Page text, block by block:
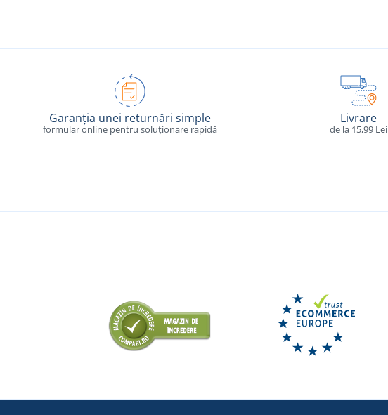
Garanția unei returnări simple
formular online pentru soluționare rapidă
Livrare
de la 15,99 Lei